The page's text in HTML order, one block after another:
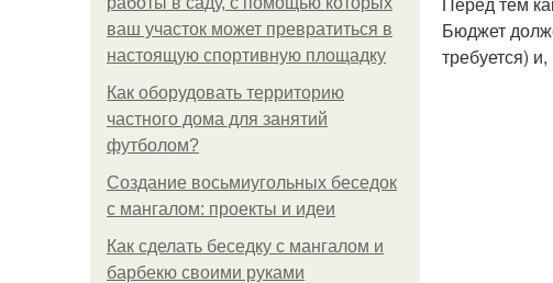
ваш участок может превратиться в
настоящую спортивную площадку
Как оборудовать территорию
частного дома для занятий
футболом?
Создание восьмиугольных беседок
с мангалом: проекты и идеи
Как сделать беседку с мангалом и
барбекю своими руками
Бюджет
требуется)